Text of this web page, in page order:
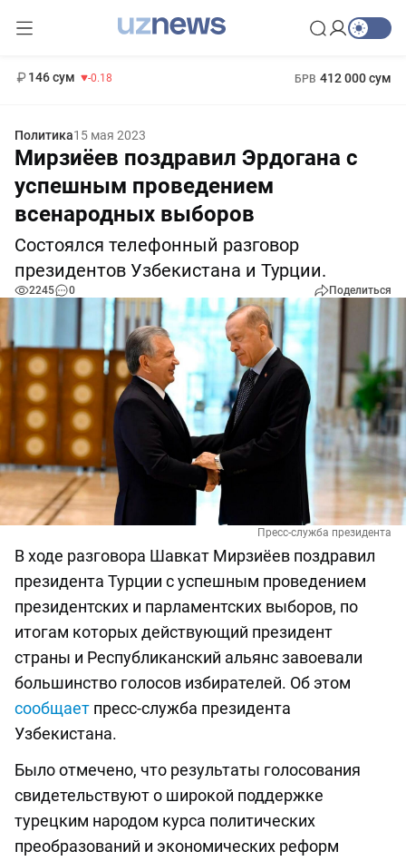
146 сум -0.18 БРВ 412 000 сум
Политика15 мая 2023
Мирзиёев поздравил Эрдогана с
успешным проведением
всенародных выборов
Состоялся телефонный разговор
президентов Узбекистана и Турции.
2245 0 Поделиться
Пресс-служба президента
В ходе разговора Шавкат Мирзиёев поздравил
президента Турции с успешным проведением
президентских и парламентских выборов, по
итогам которых действующий президент
страны и Республиканский альянс завоевали
большинство голосов избирателей. Об этом
сообщает пресс-служба президента
Узбекистана.
Было отмечено, что результаты голосования
свидетельствуют о широкой поддержке
турецким народом курса политических
преобразований и экономических реформ